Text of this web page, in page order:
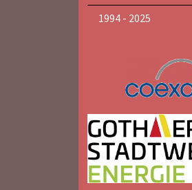
1994 - 2025